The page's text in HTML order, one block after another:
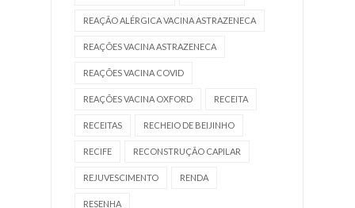
REAÇÃO ALÉRGICA VACINA ASTRAZENECA
REAÇÕES VACINA ASTRAZENECA
REAÇÕES VACINA COVID
REAÇÕES VACINA OXFORD RECEITA
RECEITAS RECHEIO DE BEIJINHO
RECIFE RECONSTRUÇÃO CAPILAR
REJUVESCIMENTO RENDA
RESENHA